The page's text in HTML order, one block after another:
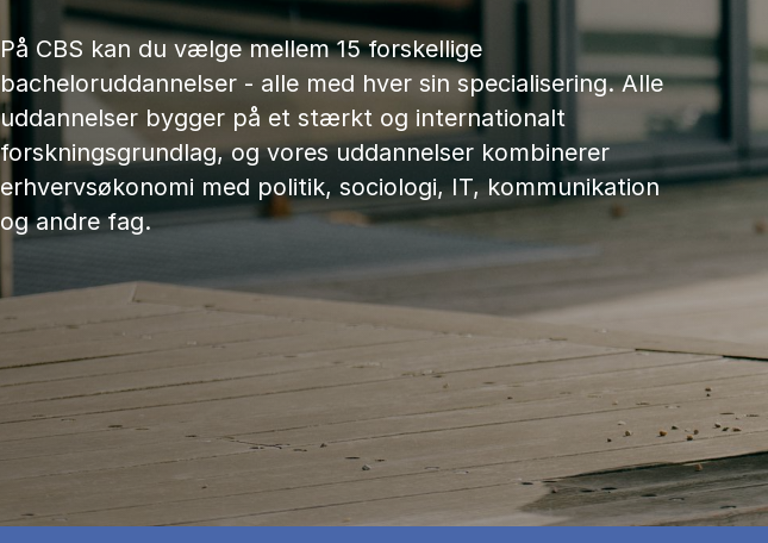
På CBS kan du vælge mellem 15 forskellige
bacheloruddannelser - alle med hver sin specialisering. Alle
uddannelser bygger på et stærkt og internationalt
forskningsgrundlag, og vores uddannelser kombinerer
erhvervsøkonomi med politik, sociologi, IT, kommunikation
og andre fag.